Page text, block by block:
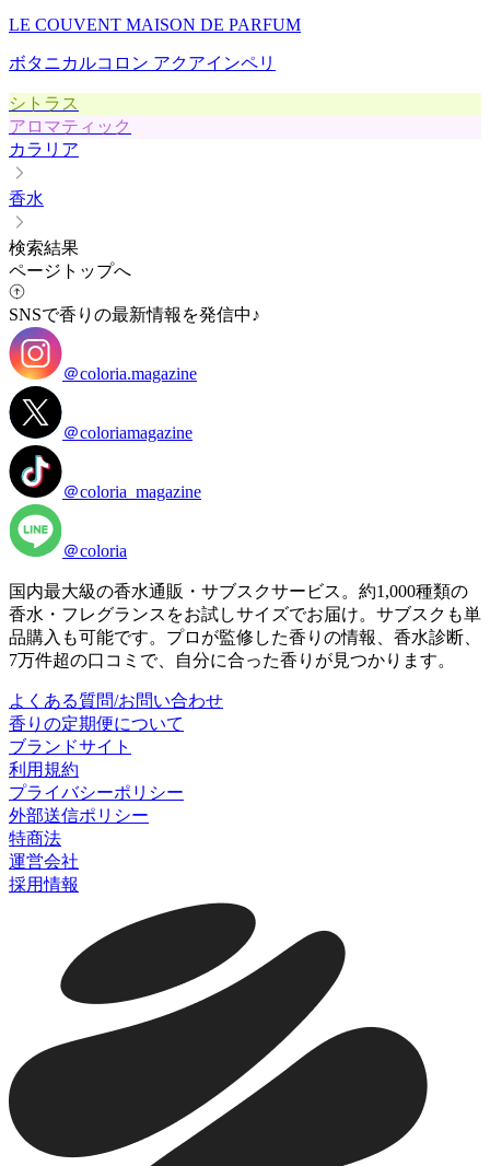
LE COUVENT MAISON DE PARFUM
ボタニカルコロン アクアインペリ
シトラス
アロマティック
カラリア
香水
検索結果
ページトップへ
SNSで香りの最新情報を発信中♪
＠coloria.magazine
＠coloriamagazine
＠coloria_magazine
＠coloria
国内最大級の香水通販・サブスクサービス。約1,000種類の
香水・フレグランスをお試しサイズでお届け。サブスクも単
品購入も可能です。プロが監修した香りの情報、香水診断、
7万件超の口コミで、自分に合った香りが見つかります。
よくある質問/お問い合わせ
香りの定期便について
ブランドサイト
利用規約
プライバシーポリシー
外部送信ポリシー
特商法
運営会社
採用情報